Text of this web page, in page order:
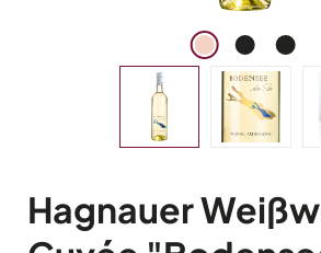
Hagnauer